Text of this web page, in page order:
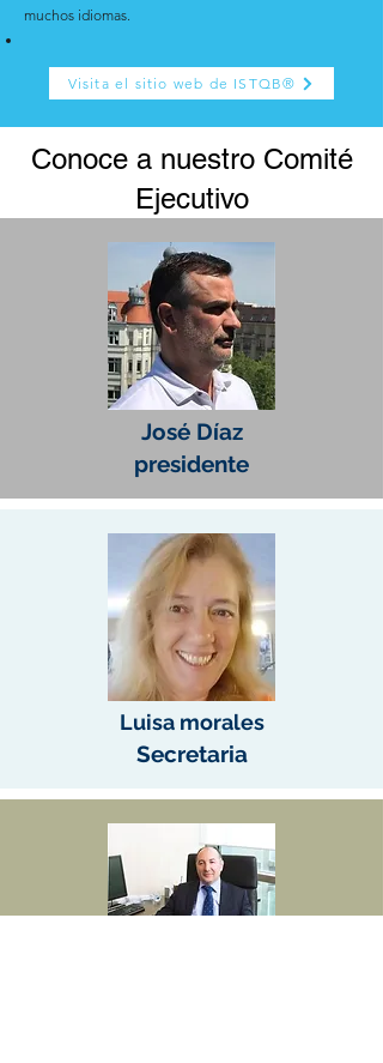
muchos idiomas.
Visita el sitio web de ISTQB®
Conoce a nuestro Comité
Ejecutivo
José Díaz
presidente
Luisa morales
Secretaria